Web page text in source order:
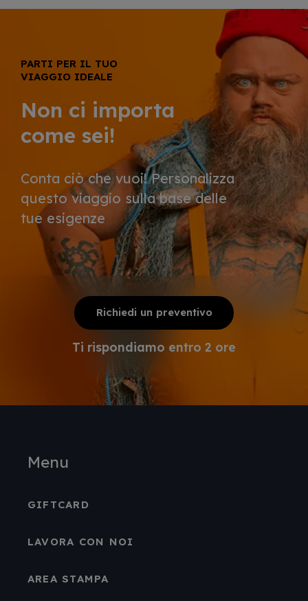
PARTI PER IL TUO
VIAGGIO IDEALE
Non ci importa
come sei!
Conta ciò che vuoi! Personalizza
questo viaggio sulla base delle
tue esigenze
Richiedi un preventivo
Ti rispondiamo entro 2 ore
Menu
GIFTCARD
LAVORA CON NOI
AREA STAMPA